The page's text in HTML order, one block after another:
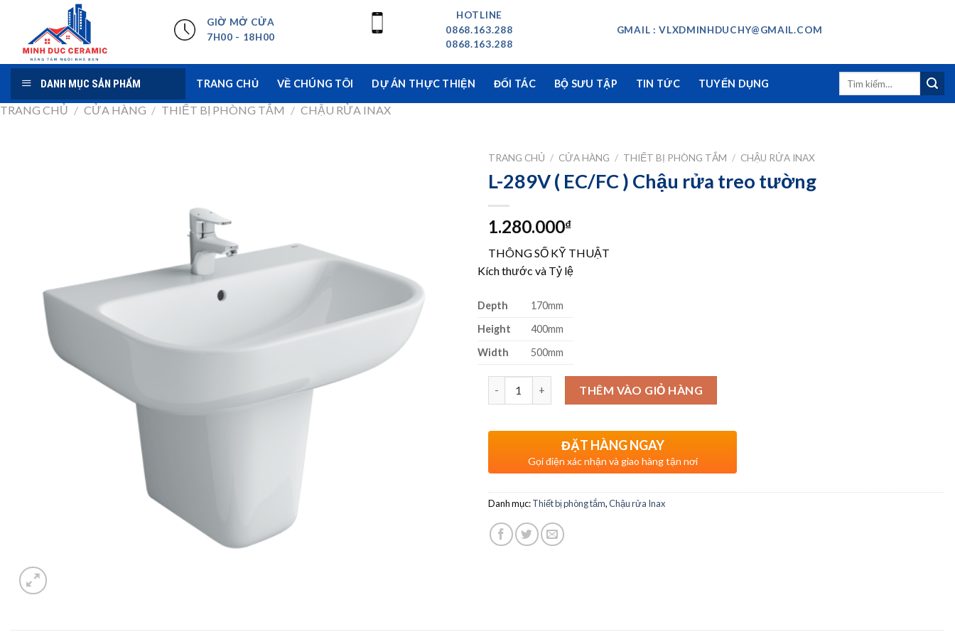
content
GIỜ MỞ CỬA
7H00 - 18H00
HOTLINE
0868.163.288
0868.163.288
GMAIL : VLXDMINHDUCHY@GMAIL.COM
DANH MỤC SẢN PHẨM TRANG CHỦ VỀ CHÚNG TÔI DỰ ÁN THỰC THIỆN ĐỐI TÁC BỘ SƯU TẬP TIN TỨC TUYỂN DỤNG
TRANG CHỦ / CỬA HÀNG / THIẾT BỊ PHÒNG TẮM / CHẬU RỬA INAX
TRANG CHỦ / CỬA HÀNG / THIẾT BỊ PHÒNG TẮM / CHẬU RỬA INAX
L-289V ( EC/FC ) Chậu rửa treo tường
1.280.000₫
THÔNG SỐ KỸ THUẬT
Kích thước và Tỷ lệ
Depth
170mm
Height
400mm
Width
500mm
THÊM VÀO GIỎ HÀNG
ĐẶT HÀNG NGAY
Gọi điện xác nhận và giao hàng tận nơi
Danh mục:Thiết bị phòng tắm,Chậu rửa Inax